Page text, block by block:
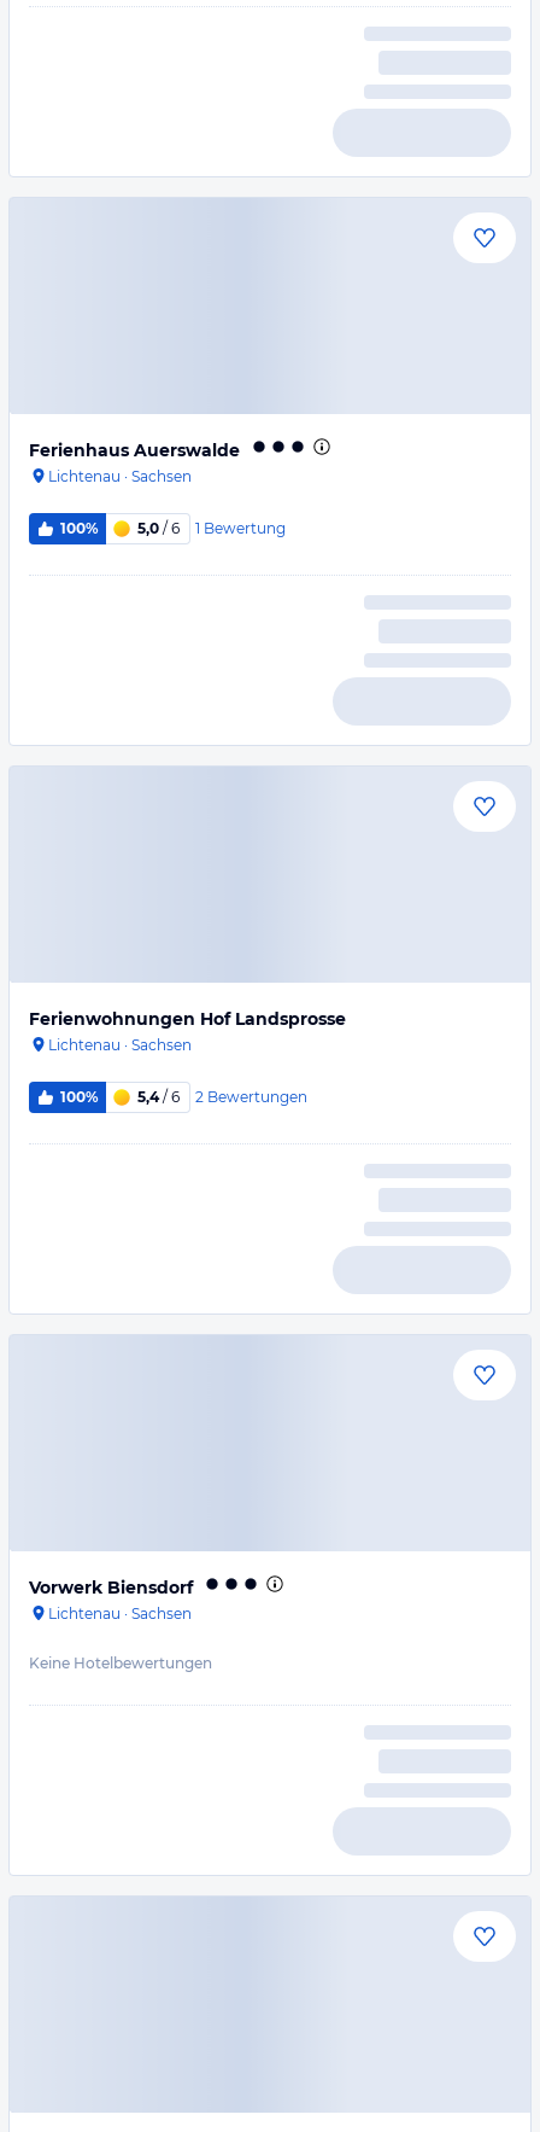
Ferienhaus Auerswalde
Lichtenau · Sachsen
100% 5,0 / 6 1 Bewertung
Ferienwohnungen Hof Landsprosse
Lichtenau · Sachsen
100% 5,4/ 6 2 Bewertungen
Vorwerk Biensdorf
Lichtenau · Sachsen
Keine Hotelbewertungen